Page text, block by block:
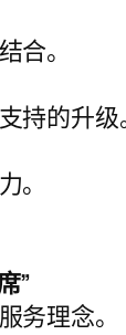
合。
持的升级
。
”
务理念。